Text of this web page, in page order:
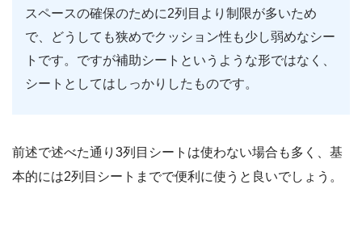
スペースの確保のために2列目より制限が多いため
で、どうしても狭めでクッション性も少し弱めなシー
トです。ですが補助シートというような形ではなく、
シートとしてはしっかりしたものです。
前述で述べた通り3列目シートは使わない場合も多く、基
本的には2列目シートまでで便利に使うと良いでしょう。